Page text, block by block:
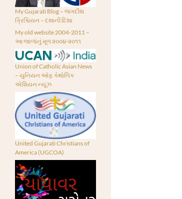
My Gujarati Blog – જગદીશ
ક્રિશ્ચિયન – દશાની દિશા
My old website 2004-2011 –
આ જાળાંનું મૂળ ૨૦૦૪-૨૦૧૧
Union of Catholic Asian News
– યુનિયન ઓફ કેથોલિક
એશિયન ન્યૂઝ
United Gujarati Christians of
America (UGCOA)